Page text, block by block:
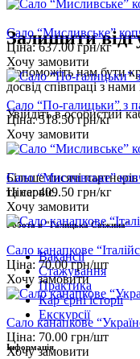
Сало “Мисливське”
Ціна:637.00 грн/кг
Хочу замовити
Сало “По-галицьки” з
Ціна:518.50 грн/кг
Хочу замовити
Сало “Мисливське”
Ціна:409.50 грн/кг
Хочу замовити
Сало канапкове
Ціна: 70.00 грн/шт
Хочу замовити
Сало канапкове
Ціна: 70.00 грн/шт
Хочу замовити
Залишити
Допоможіть нам бути
досвід співпраці з
Увійдітьв особистий
Більше тисячі
та сервіс.
Робота в "Галицька Свіжина"
Вакансії
Стажування
Практика
Карʼєрні історії
Екскурсії
Інформація